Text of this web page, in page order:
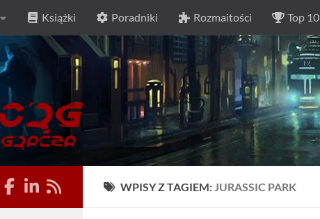
Książki Poradniki Rozmaitości Top 10
WPISY Z TAGIEM:JURASSIC PARK